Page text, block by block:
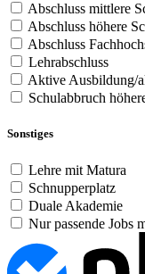
Abschluss mittlere
Abschluss höhere
Abschluss
Lehrabschluss
Aktive Ausbildung/
Schulabbruch
Sonstiges
Lehre mit Matura
Schnupperplatz
Duale Akademie
Nur passende Jobs